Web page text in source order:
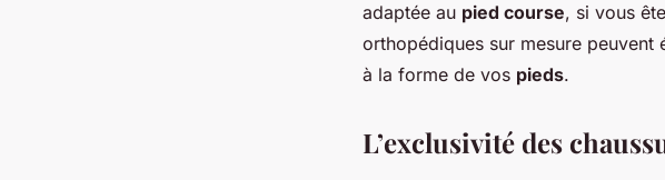
adaptée au pied course, si vous
orthopédiques sur mesure peuvent
à la forme de vos pieds.
L’exclusivité des